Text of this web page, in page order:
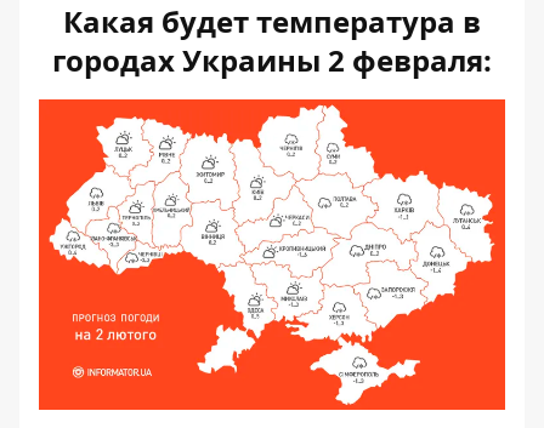
Какая будет температура в
городах Украины 2 февраля: